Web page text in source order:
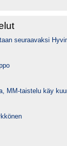
seuraavaksi
MM-taistelu käy